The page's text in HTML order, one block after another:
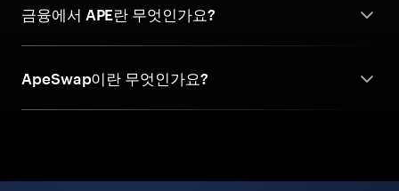
금융에서 APE란 무엇인가요?
ApeSwap이란 무엇인가요?